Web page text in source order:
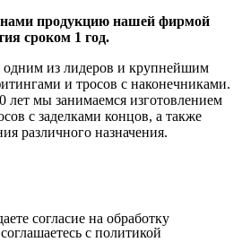
продукцию нашей фирмой
сроком 1 год.
одним из лидеров и крупнейшим
и тросов с наконечниками.
лет мы занимаемся изготовлением
с заделками концов, а также
различного назначения.
согласие на обработку
c политикой